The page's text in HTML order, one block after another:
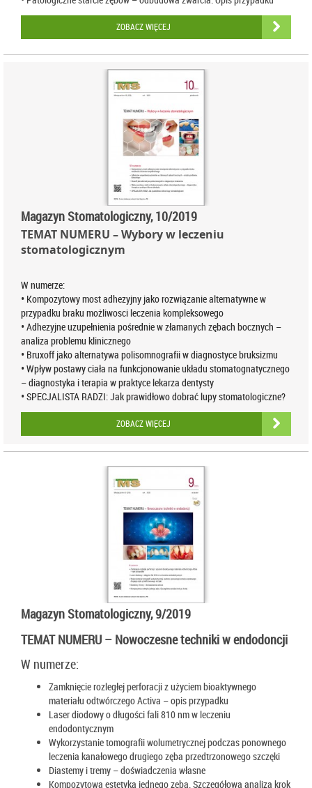
ZOBACZ WIĘCEJ
Magazyn Stomatologiczny, 10/2019
TEMAT NUMERU – Wybory w leczeniu
stomatologicznym
W numerze:
• Kompozytowy most adhezyjny jako rozwiązanie alternatywne w
przypadku braku możliwosci leczenia kompleksowego
• Adhezyjne uzupełnienia pośrednie w złamanych zębach bocznych –
analiza problemu klinicznego
• Bruxoff jako alternatywa polisomnografii w diagnostyce bruksizmu
• Wpływ postawy ciała na funkcjonowanie układu stomatognatycznego
– diagnostyka i terapia w praktyce lekarza dentysty
• SPECJALISTA RADZI: Jak prawidłowo dobrać lupy stomatologiczne?
ZOBACZ WIĘCEJ
Magazyn Stomatologiczny, 9/2019
TEMAT NUMERU – Nowoczesne techniki w endodoncji
W numerze:
Zamknięcie rozległej perforacji z użyciem bioaktywnego
materiału odtwórczego Activa – opis przypadku
Laser diodowy o długości fali 810 nm w leczeniu
endodontycznym
Wykorzystanie tomografii wolumetrycznej podczas ponownego
leczenia kanałowego drugiego zęba przedtrzonowego szczęki
Diastemy i tremy – doświadczenia własne
Kompozytowa estetyka jednego zęba. Szczegółowa analiza krok